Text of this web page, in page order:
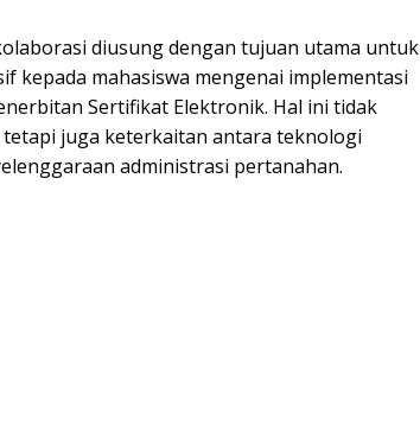
diusung dengan tujuan utama untuk
kepada mahasiswa mengenai implementasi
Sertifikat Elektronik. Hal ini tidak
juga keterkaitan antara teknologi
administrasi pertanahan.